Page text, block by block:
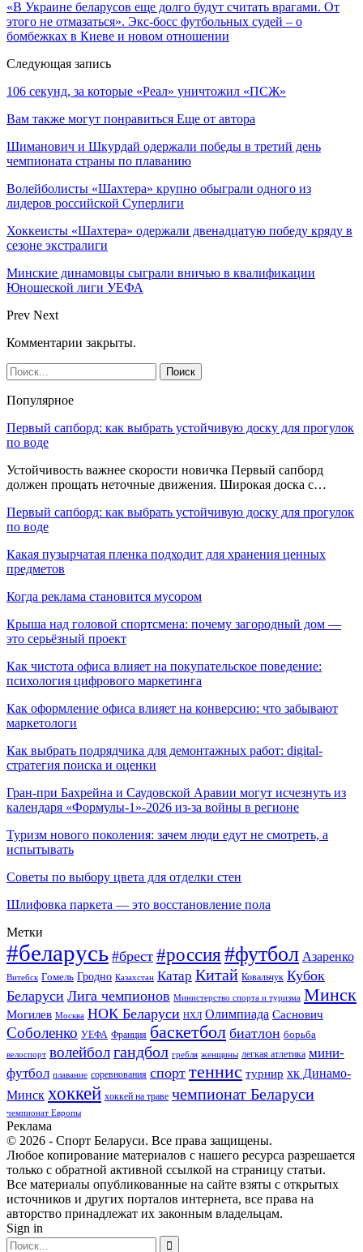
«В Украине беларусов еще долго будут считать врагами. От
этого не отмазаться». Экс-босс футбольных судей – о
бомбежках в Киеве и новом отношении
Следующая запись
106 секунд, за которые «Реал» уничтожил «ПСЖ»
Вам также могут понравиться Еще от автора
Шиманович и Шкурдай одержали победы в третий день
чемпионата страны по плаванию
Волейболисты «Шахтера» крупно обыграли одного из
лидеров российской Суперлиги
Хоккеисты «Шахтера» одержали двенадцатую победу кряду в
сезоне экстралиги
Минские динамовцы сыграли вничью в квалификации
Юношеской лиги УЕФА
Prev Next
Комментарии закрыты.
Популярное
Первый сапборд: как выбрать устойчивую доску для прогулок
по воде
Устойчивость важнее скорости новичка Первый сапборд
должен прощать неточные движения. Широкая доска с…
Первый сапборд: как выбрать устойчивую доску для прогулок
по воде
Какая пузырчатая пленка подходит для хранения ценных
предметов
Когда реклама становится мусором
Крыша над головой спортсмена: почему загородный дом —
это серьёзный проект
Как чистота офиса влияет на покупательское поведение:
психология цифрового маркетинга
Как оформление офиса влияет на конверсию: что забывают
маркетологи
Как выбрать подрядчика для демонтажных работ: digital-
стратегия поиска и оценки
Гран-при Бахрейна и Саудовской Аравии могут исчезнуть из
календаря «Формулы-1»-2026 из-за войны в регионе
Туризм нового поколения: зачем люди едут не смотреть, а
испытывать
Советы по выбору цвета для отделки стен
Шлифовка паркета — это восстановление пола
Метки
#беларусь #брест #россия#футбол Азаренко
Витебск Гомель Гродно Казахстан Катар Китай Ковальчук Кубок
Беларуси Лига чемпионов Министерство спорта и туризма Минск
Могилев Москва НОК Беларуси НХЛ Олимпиада Саснович
Соболенко УЕФА Франция баскетбол биатлон борьба
велоспорт волейболгандбол гребля женщины легкая атлетика мини-
футбол плавание соревнования спорт теннис турнир хк Динамо-
Минск хоккей хоккей на траве чемпионат Беларуси
чемпионат Европы
Реклама
© 2026 - Спорт Беларуси. Все права защищены.
Любое копирование материалов с нашего ресурса разрешается
только с обратной активной ссылкой на страницу статьи.
Все материалы опубликованные на сайте взяты с открытых
источников и других порталов интернета, все права на
авторство принадлежат их законным владельцам.
Sign in